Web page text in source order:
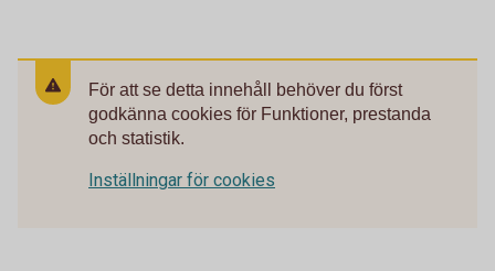
För att se detta innehåll behöver du först
godkänna cookies för Funktioner, prestanda
och statistik.
Inställningar för cookies